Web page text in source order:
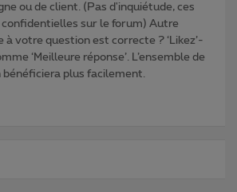
ou de client. (Pas d'inquiétude, ces
sur le forum) Autre
à votre question est correcte ? ‘Likez’-
‘Meilleure réponse’. L’ensemble de
bénéficiera plus facilement.